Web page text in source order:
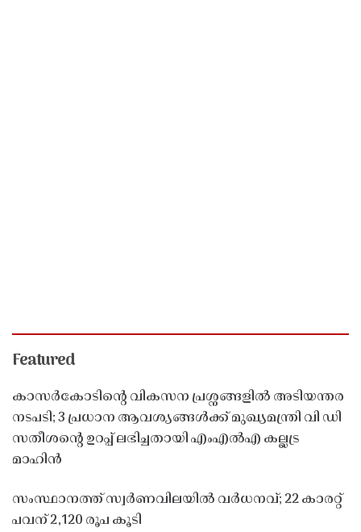
Featured
കാസർകോടിൻ്റെ വികസന പ്രശ്നങ്ങളിൽ അടിയന്തര
നടപടി; 3 പ്രധാന ആവശ്യങ്ങൾക്ക് മുഖ്യമന്ത്രി വി ഡി
സതീശൻ്റെ ഉറപ്പ് ലഭിച്ചതായി എംഎൽഎ കല്ലട്ര
മാഹിൻ
സംസ്ഥാനത്ത് സ്വർണവിലയിൽ വർധനവ്; 22 കാരറ്റ്
പവന് 2,120 രൂപ കൂടി